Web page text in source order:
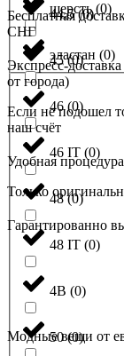
44,5 (0)
45 (0)
46 (0)
46 IT (0)
48 (0)
48 IT (0)
4B (0)
50 (0)
шерсть (0)
эластан (0)
Бесплатная
СНГ
Экспресс-
от города)
Если не подошел
наш счёт
Удобная
Только
Гарантированно
Модные вещи от